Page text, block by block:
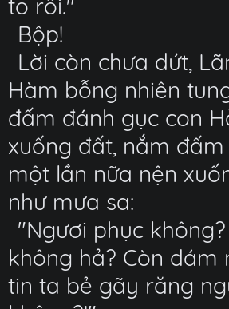
to rồi."
Bộp!
Lời còn chưa dứt,
Hàm bỗng nhiên
đấm đánh gục con
xuống đất, nắm
một lần nữa nện
như mưa sa:
"Ngươi phục
không hả? Còn dám
tin ta bẻ gãy răng